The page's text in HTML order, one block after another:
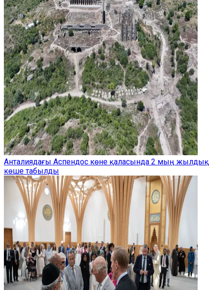
Анталиядағы Аспендос көне қаласында 2 мың жылдық
көше табылды